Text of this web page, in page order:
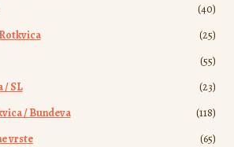
(40)
(25)
(55)
/ SL
(23)
/ Bundeva
(118)
vrste
(65)